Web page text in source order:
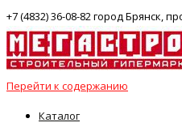
+7 (4832) 36-08-82 город Брянск,
Перейти к содержанию
Каталог